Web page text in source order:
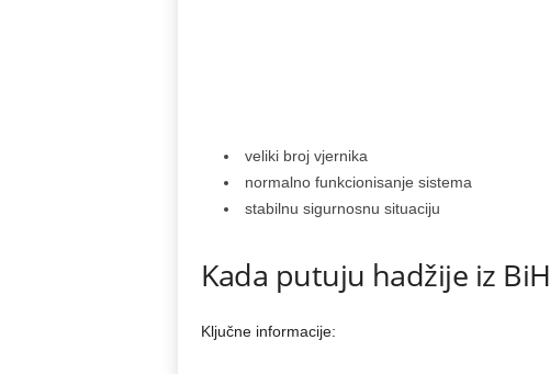
veliki broj vjernika
normalno funkcionisanje sistema
stabilnu sigurnosnu situaciju
Kada putuju hadžije iz BiH
Ključne informacije: